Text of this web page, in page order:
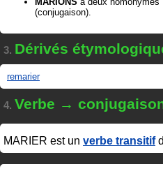
(conjugaison).
3. Dérivés
remarier
4. Verbe →
MARIER est un verbe transitif